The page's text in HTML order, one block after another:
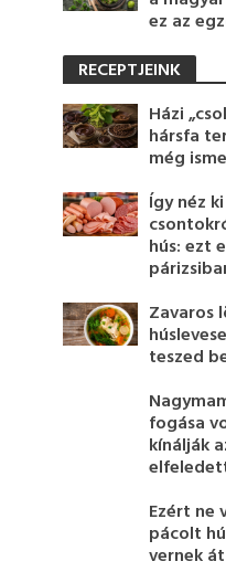
ez az
RECEPTJEINK
Házi
hársfa
még
Így néz
hús: ezt
Zavaros
teszed
fogása
kínálják
Ezért ne
pácolt
vernek